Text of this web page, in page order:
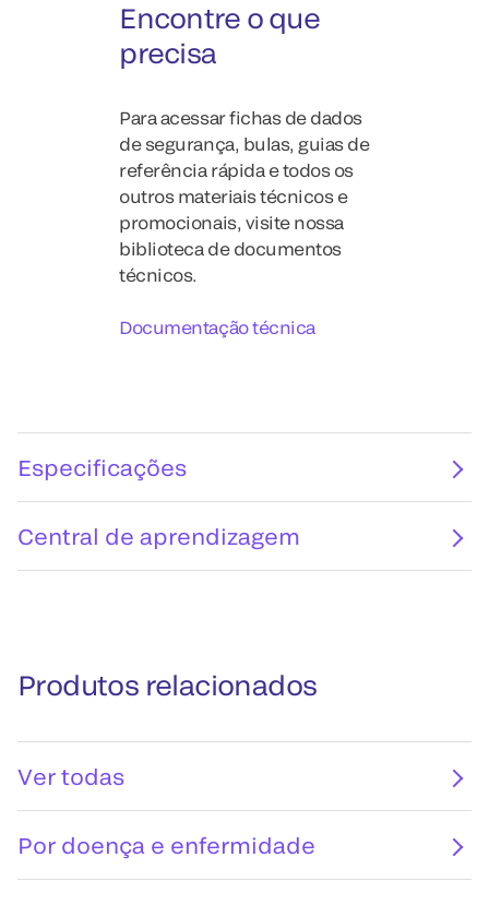
Encontre o que
precisa
Para acessar fichas de dados
de segurança, bulas, guias de
referência rápida e todos os
outros materiais técnicos e
promocionais, visite nossa
biblioteca de documentos
técnicos.
Documentação técnica
Especificações
Central de aprendizagem
Produtos relacionados
Ver todas
Por doença e enfermidade